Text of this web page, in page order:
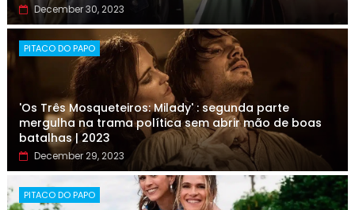
December 30, 2023
PITACO DO PAPO
'Os Três Mosqueteiros: Milady' : segunda parte
mergulha na trama política sem abrir mão de boas
batalhas | 2023
December 29, 2023
PITACO DO PAPO